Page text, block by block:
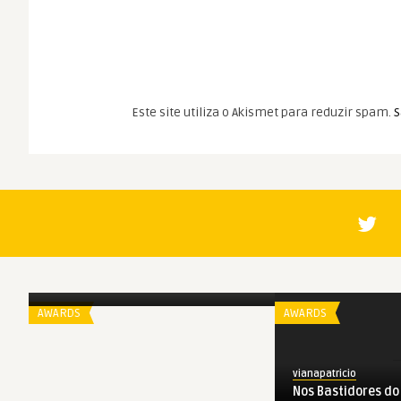
Este site utiliza o Akismet para reduzir spam.
AWARDS AWARDS
vianapatricio
Nos Bastidores